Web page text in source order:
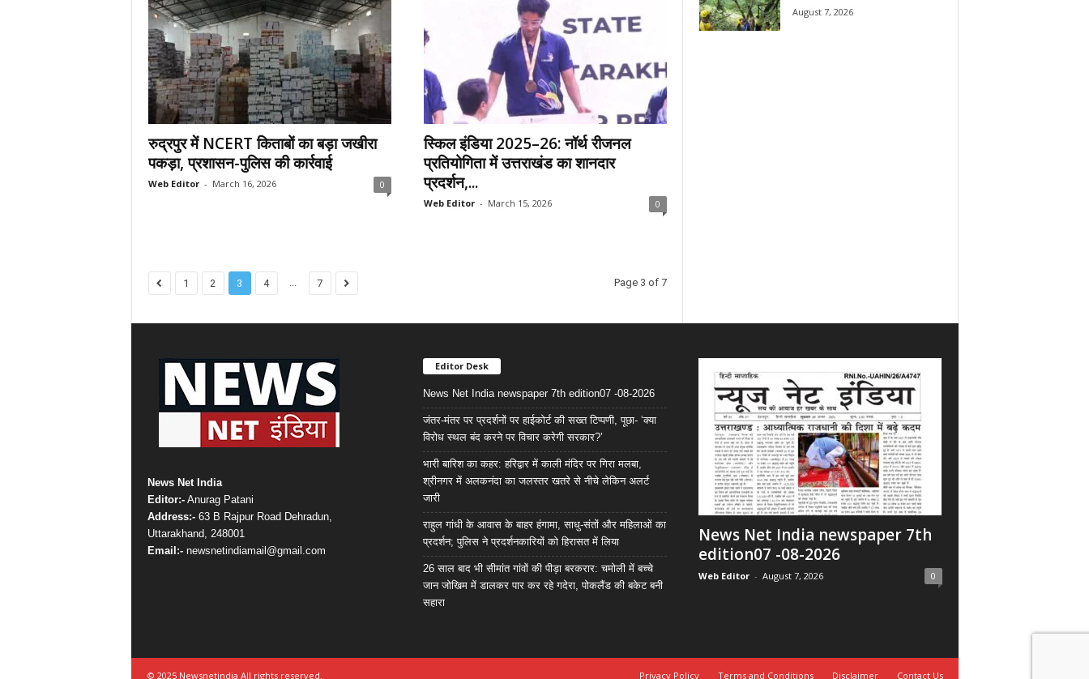
रुद्रपुर में NCERT किताबों का बड़ा जखीरा
पकड़ा, प्रशासन-पुलिस की कार्रवाई
Web Editor - March 16, 2026 0
स्किल इंडिया 2025–26: नॉर्थ रीजनल
प्रतियोगिता में उत्तराखंड का शानदार
प्रदर्शन,...
Web Editor - March 15, 2026 0
1 2 3 4 ... 7 Page 3 of 7
August 7, 2026
News Net India
Editor:-Anurag Patani
Address:-63 B Rajpur Road Dehradun,
Uttarakhand, 248001
Email:-newsnetindiamail@gmail.com
Editor Desk
News Net India newspaper 7th edition07 -08-2026
जंतर-मंतर पर प्रदर्शनों पर हाईकोर्ट की सख्त टिप्पणी, पूछा- ‘क्या
विरोध स्थल बंद करने पर विचार करेगी सरकार?’
भारी बारिश का कहर: हरिद्वार में काली मंदिर पर गिरा मलबा,
श्रीनगर में अलकनंदा का जलस्तर खतरे से नीचे लेकिन अलर्ट
जारी
राहुल गांधी के आवास के बाहर हंगामा, साधु-संतों और महिलाओं का
प्रदर्शन; पुलिस ने प्रदर्शनकारियों को हिरासत में लिया
26 साल बाद भी सीमांत गांवों की पीड़ा बरकरार: चमोली में बच्चे
जान जोखिम में डालकर पार कर रहे गदेरा, पोकलैंड की बकेट बनी
सहारा
News Net India newspaper 7th
edition07 -08-2026
Web Editor - August 7, 2026 0
Privacy Policy Terms and Conditions Disclaimer Contact Us
© 2025 Newsnetindia All rights reserved.